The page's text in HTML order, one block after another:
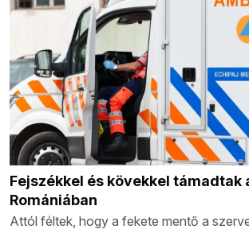
Fejszékkel és kövekkel támadtak
Romániában
Attól féltek, hogy a fekete mentő a